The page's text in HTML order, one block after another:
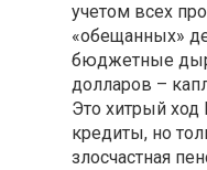
учетом всех
«обещанных»
бюджетные
долларов –
Это хитрый
кредиты, но
злосчастная